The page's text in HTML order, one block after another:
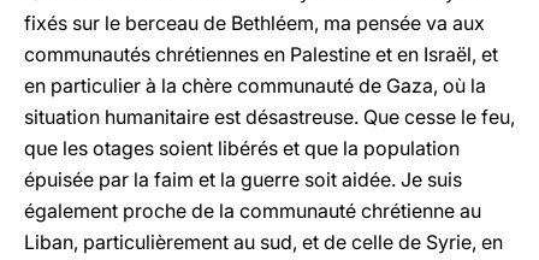
fixés sur le berceau de Bethléem, ma pensée va aux
communautés chrétiennes en Palestine et en Israël, et
en particulier à la chère communauté de Gaza, où la
situation humanitaire est désastreuse. Que cesse le feu,
que les otages soient libérés et que la population
épuisée par la faim et la guerre soit aidée. Je suis
également proche de la communauté chrétienne au
Liban, particulièrement au sud, et de celle de Syrie, en